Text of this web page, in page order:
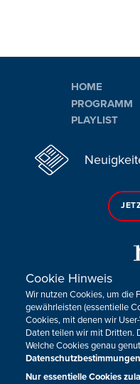
HOME
PROGRAMM
PLAYLIST
Sie haben noch
Impressum
Cookie-
Cookie Hinweis
Wir nutzen Cookies, um die
gewährleisten (essentielle
Cookies, mit denen wir
Daten teilen wir mit Dritten.
Welche Cookies genau
Datenschutzbestimmungen
Nur essentielle Cookies